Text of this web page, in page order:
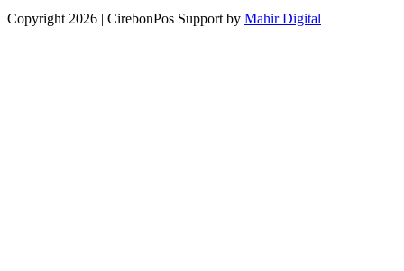
Copyright 2026 | CirebonPos Support by Mahir Digital